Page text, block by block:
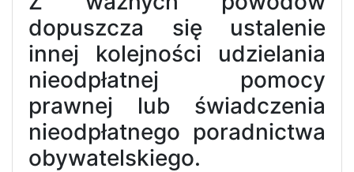
dopuszcza się ustalenie
innej kolejności udzielania
nieodpłatnej pomocy
prawnej lub świadczenia
nieodpłatnego poradnictwa
obywatelskiego.